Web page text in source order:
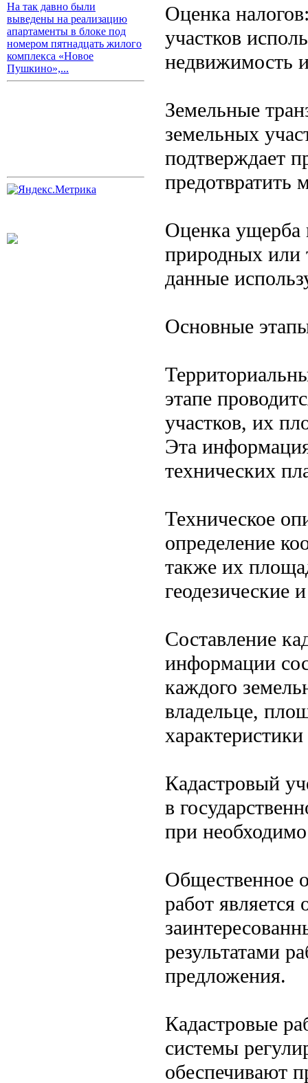
На так давно были
выведены на реализацию
апартаменты в блоке под
номером пятнадцать жилого
комплекса «Новое
Пушкино»,...
Оценка
участков
недвижимость
Земельные
земельных
подтверждает
предотвратить
Оценка ущерба
природных или
данные
Основные
этапе
участков, их
Эта
технических
Техническое
определение
также их
геодезические
Составление
информации
каждого
владельце,
Кадастровый
в
при
Общественное
работ является
результатами
предложения.
Кадастровые
системы
обеспечивают